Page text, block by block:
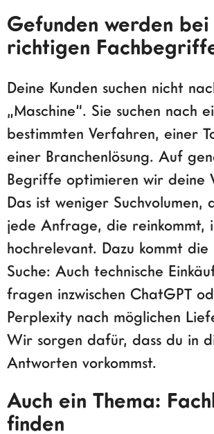
Gefunden werden bei
richtigen
Deine Kunden suchen nicht
„Maschine“. Sie suchen nach
bestimmten Verfahren, einer
einer Branchenlösung. Auf
Begriffe optimieren wir deine
Das ist weniger Suchvolumen,
jede Anfrage, die reinkommt,
hochrelevant. Dazu kommt die
Suche: Auch technische
fragen inzwischen ChatGPT
Perplexity nach möglichen
Wir sorgen dafür, dass du in
Antworten vorkommst.
Auch ein Thema:
finden